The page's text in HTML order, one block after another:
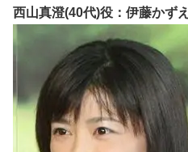
西山真澄(40代)役：伊藤かずえ